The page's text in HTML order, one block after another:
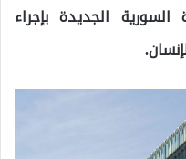
الجديدة بإجراء